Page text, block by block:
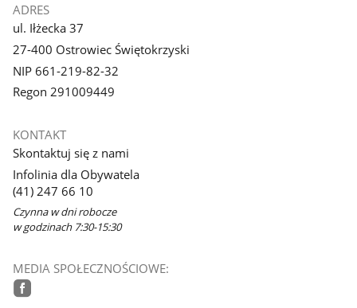
ADRES
ul. Iłżecka 37
27-400 Ostrowiec Świętokrzyski
NIP 661-219-82-32
Regon 291009449
KONTAKT
Skontaktuj się z nami
Infolinia dla Obywatela
(41) 247 66 10
Czynna w dni robocze
w godzinach 7:30-15:30
MEDIA SPOŁECZNOŚCIOWE: